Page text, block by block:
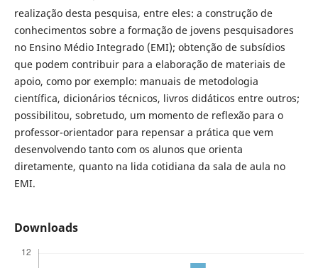
realização desta pesquisa, entre eles: a construção de
conhecimentos sobre a formação de jovens pesquisadores
no Ensino Médio Integrado (EMI); obtenção de subsídios
que podem contribuir para a elaboração de materiais de
apoio, como por exemplo: manuais de metodologia
científica, dicionários técnicos, livros didáticos entre outros;
possibilitou, sobretudo, um momento de reflexão para o
professor-orientador para repensar a prática que vem
desenvolvendo tanto com os alunos que orienta
diretamente, quanto na lida cotidiana da sala de aula no
EMI.
Downloads